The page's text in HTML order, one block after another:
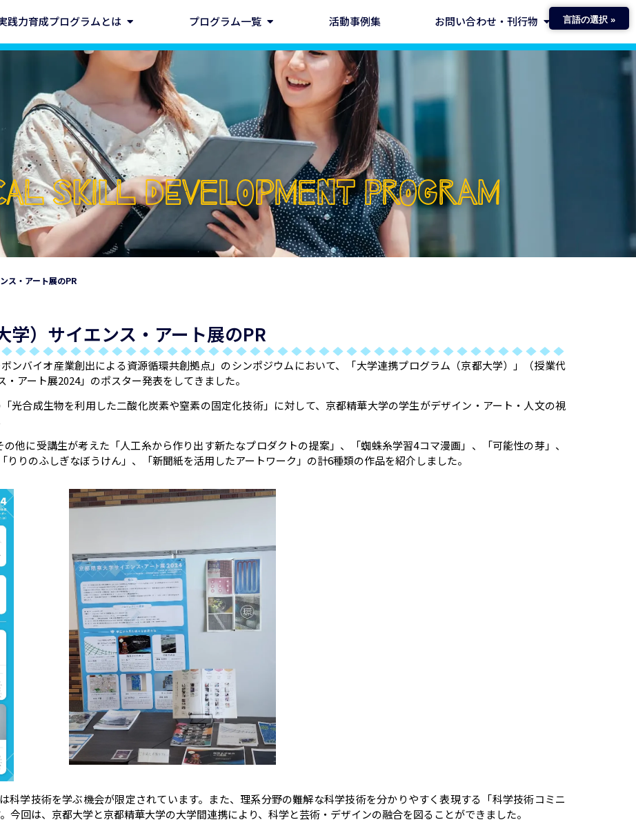
践力育成プログラムとは プログラム一覧 活動事例集 お問い合わせ・刊行物
SKILL DEVELOPMENT PROGRAM
ス・アート展のPR
学）サイエンス・アート展のPR
ンバイオ産業創出による資源循環共創拠点」のシンポジウムにおいて、「大学連携プログラム（京都大学）」（授業代
アート展2024」のポスター発表をしてきました。
光合成生物を利用した二酸化炭素や窒素の固定化技術」に対して、京都精華大学の学生がデザイン・アート・人文の視
他に受講生が考えた「人工糸から作り出す新たなプロダクトの提案」、「蜘蛛糸学習4コマ漫画」、「可能性の芽」、
りりのふしぎなぼうけん」、「新聞紙を活用したアートワーク」の計6種類の作品を紹介しました。
科学技術を学ぶ機会が限定されています。また、理系分野の難解な科学技術を分かりやすく表現する「科学技術コミニ
今回は、京都大学と京都精華大学の大学間連携により、科学と芸術・デザインの融合を図ることができました。
言語の選択 »